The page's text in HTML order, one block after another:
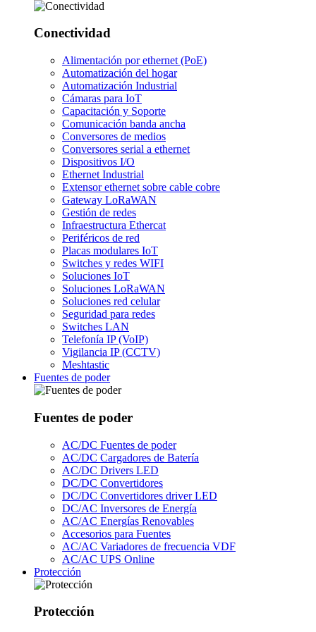
Conectividad
Alimentación por ethernet (PoE)
Automatización del hogar
Automatización Industrial
Cámaras para IoT
Capacitación y Soporte
Comunicación banda ancha
Conversores de medios
Conversores serial a ethernet
Dispositivos I/O
Ethernet Industrial
Extensor ethernet sobre cable cobre
Gateway LoRaWAN
Gestión de redes
Infraestructura Ethercat
Periféricos de red
Placas modulares IoT
Switches y redes WIFI
Soluciones IoT
Soluciones LoRaWAN
Soluciones red celular
Seguridad para redes
Switches LAN
Telefonía IP (VoIP)
Vigilancia IP (CCTV)
Meshtastic
Fuentes de poder
Fuentes de poder
AC/DC Fuentes de poder
AC/DC Cargadores de Batería
AC/DC Drivers LED
DC/DC Convertidores
DC/DC Convertidores driver LED
DC/AC Inversores de Energía
AC/AC Energías Renovables
Accesorios para Fuentes
AC/AC Variadores de frecuencia VDF
AC/AC UPS Online
Protección
Protección